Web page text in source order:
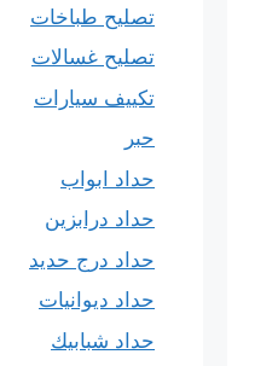
تصليح طباخات
تصليح غسالات
تكييف سيارات
حبر
حداد ابواب
حداد درابزين
حداد درج حديد
حداد ديوانيات
حداد شبابيك